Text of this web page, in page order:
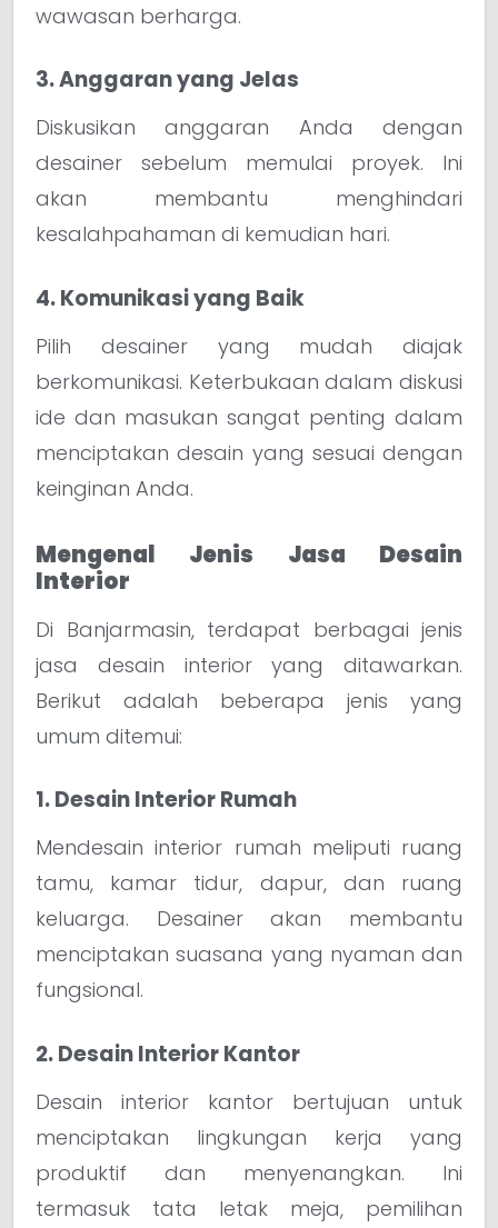
wawasan berharga.
3. Anggaran yang Jelas
Diskusikan anggaran Anda dengan
desainer sebelum memulai proyek. Ini
akan membantu menghindari
kesalahpahaman di kemudian hari.
4. Komunikasi yang Baik
Pilih desainer yang mudah diajak
berkomunikasi. Keterbukaan dalam diskusi
ide dan masukan sangat penting dalam
menciptakan desain yang sesuai dengan
keinginan Anda.
Mengenal Jenis Jasa Desain
Interior
Di Banjarmasin, terdapat berbagai jenis
jasa desain interior yang ditawarkan.
Berikut adalah beberapa jenis yang
umum ditemui:
1. Desain Interior Rumah
Mendesain interior rumah meliputi ruang
tamu, kamar tidur, dapur, dan ruang
keluarga. Desainer akan membantu
menciptakan suasana yang nyaman dan
fungsional.
2. Desain Interior Kantor
Desain interior kantor bertujuan untuk
menciptakan lingkungan kerja yang
produktif dan menyenangkan. Ini
termasuk tata letak meja, pemilihan